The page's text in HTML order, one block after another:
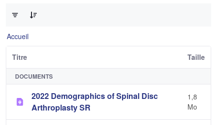
Accueil
Titre Taille
DOCUMENTS
2022 Demographics of Spinal Disc
Arthroplasty SR
1,8
Mo